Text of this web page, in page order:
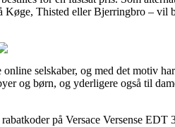
Thisted eller Bjerringbro – vil
selskaber, og med det motiv
og børn, og yderligere også til
på Versace Versense EDT